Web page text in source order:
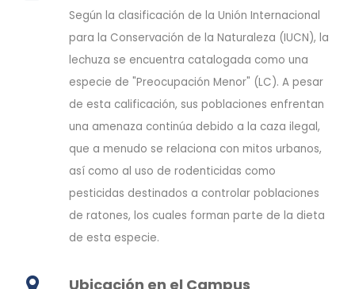
Según la clasificación de la Unión Internacional
para la Conservación de la Naturaleza (IUCN), la
lechuza se encuentra catalogada como una
especie de "Preocupación Menor" (LC). A pesar
de esta calificación, sus poblaciones enfrentan
una amenaza continúa debido a la caza ilegal,
que a menudo se relaciona con mitos urbanos,
así como al uso de rodenticidas como
pesticidas destinados a controlar poblaciones
de ratones, los cuales forman parte de la dieta
de esta especie.
Ubicación en el Campus